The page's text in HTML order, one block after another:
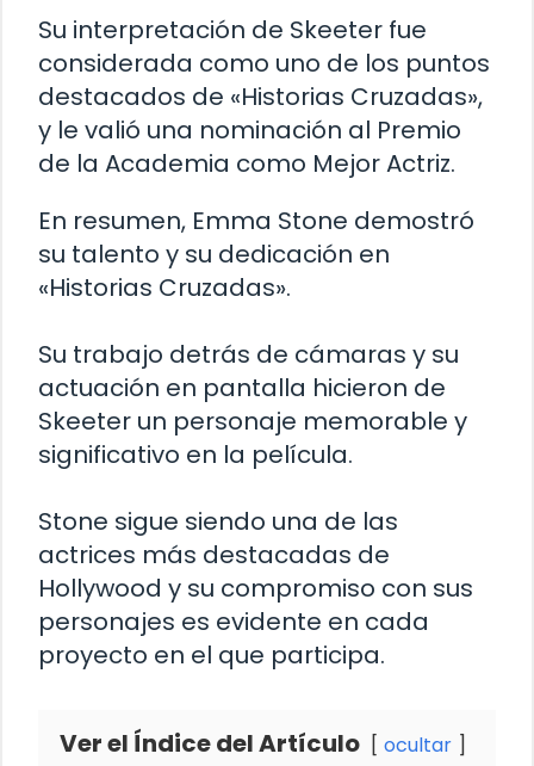
Su interpretación de Skeeter fue
considerada como uno de los puntos
destacados de «Historias Cruzadas»,
y le valió una nominación al Premio
de la Academia como Mejor Actriz.
En resumen, Emma Stone demostró
su talento y su dedicación en
«Historias Cruzadas».
Su trabajo detrás de cámaras y su
actuación en pantalla hicieron de
Skeeter un personaje memorable y
significativo en la película.
Stone sigue siendo una de las
actrices más destacadas de
Hollywood y su compromiso con sus
personajes es evidente en cada
proyecto en el que participa.
Ver el Índice del Artículo ocultar